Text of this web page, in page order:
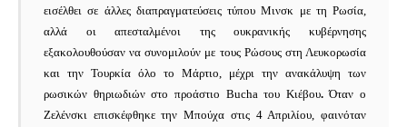
εισέλθει σε άλλες διαπραγματεύσεις τύπου Μινσκ με τη Ρωσία,
αλλά οι απεσταλμένοι της ουκρανικής κυβέρνησης
εξακολουθούσαν να συνομιλούν με τους Ρώσους στη Λευκορωσία
και την Τουρκία όλο το Μάρτιο, μέχρι την ανακάλυψη των
ρωσικών θηριωδιών στο προάστιο Bucha του Κιέβου. Όταν ο
Ζελένσκι επισκέφθηκε την Μπούχα στις 4 Απριλίου, φαινόταν